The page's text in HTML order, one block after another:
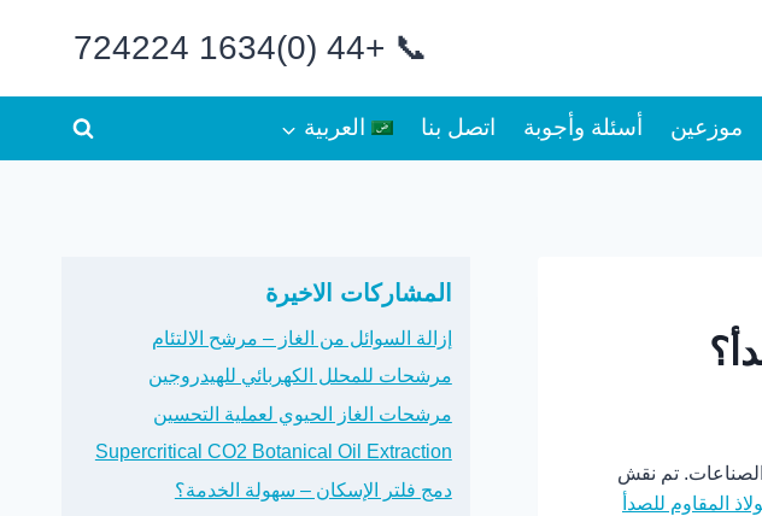
📞 +44 (0)1634 724224
موزعين أسئلة وأجوبة اتصل بنا العربية
الصناعات. تم نقش
المقاوم للصدأ
المشاركات الاخيرة
إزالة السوائل من الغاز – مرشح الالتئام
مرشحات للمحلل الكهربائي للهيدروجين
مرشحات الغاز الحيوي لعملية التحسين
Supercritical CO2 Botanical Oil Extraction
دمج فلتر الإسكان – سهولة الخدمة؟